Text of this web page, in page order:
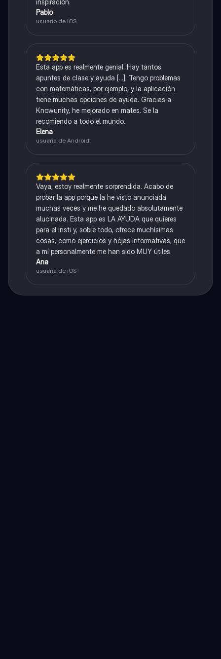
inspiración.
Pablo
usuario de iOS
Esta app es realmente genial. Hay tantos
apuntes de clase y ayuda [...]. Tengo problemas
con matemáticas, por ejemplo, y la aplicación
tiene muchas opciones de ayuda. Gracias a
Knowunity, he mejorado en mates. Se la
recomiendo a todo el mundo.
Elena
usuaria de Android
Vaya, estoy realmente sorprendida. Acabo de
probar la app porque la he visto anunciada
muchas veces y me he quedado absolutamente
alucinada. Esta app es LA AYUDA que quieres
para el insti y, sobre todo, ofrece muchísimas
cosas, como ejercicios y hojas informativas, que
a mí personalmente me han sido MUY útiles.
Ana
usuaria de iOS